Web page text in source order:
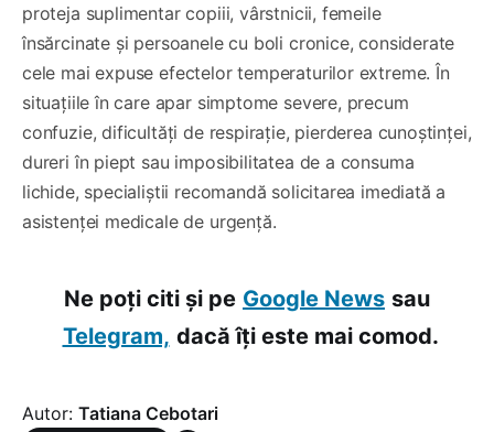
proteja suplimentar copiii, vârstnicii, femeile
însărcinate și persoanele cu boli cronice, considerate
cele mai expuse efectelor temperaturilor extreme. În
situațiile în care apar simptome severe, precum
confuzie, dificultăți de respirație, pierderea cunoștinței,
dureri în piept sau imposibilitatea de a consuma
lichide, specialiștii recomandă solicitarea imediată a
asistenței medicale de urgență.
Ne poți citi și pe Google News sau
Telegram, dacă îți este mai comod.
Autor: Tatiana Cebotari